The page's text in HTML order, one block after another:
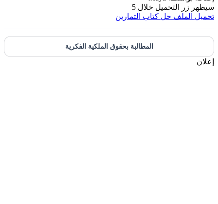
زر التحميل خلال 5
حل كتاب التمارين
المطالبة بحقوق الملكية الفكرية